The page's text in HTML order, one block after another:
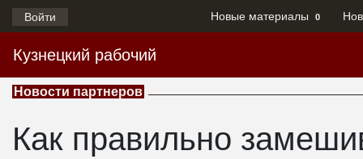
Войти Новые материалы 0
Кузнецкий рабочий
Новости партнеров
Как правильно